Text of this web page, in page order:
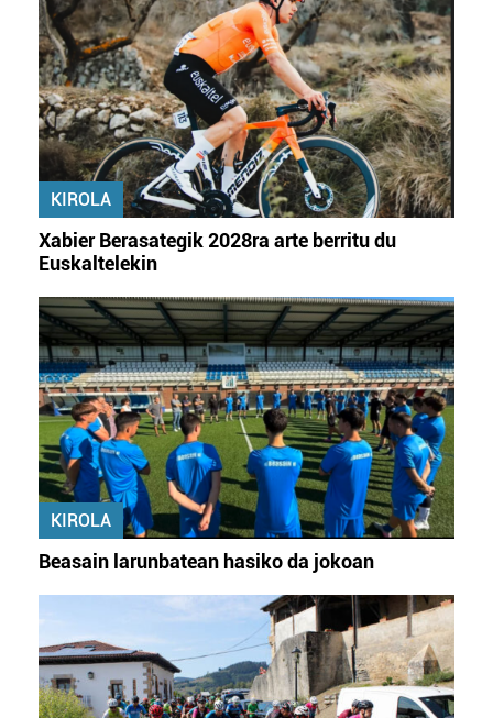
KIROLA
Xabier Berasategik 2028ra arte berritu du
Euskaltelekin
KIROLA
Beasain larunbatean hasiko da jokoan